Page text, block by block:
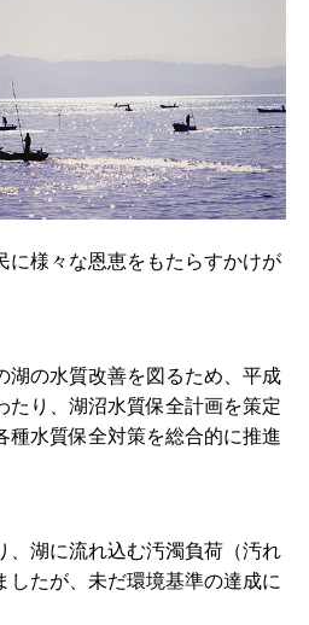
に様々な恩恵をもたらすかけが
の水質改善を図るため、平成
たり、湖沼水質保全計画を策定
種水質保全対策を総合的に推進
湖に流れ込む汚濁負荷（汚れ
したが、未だ環境基準の達成に